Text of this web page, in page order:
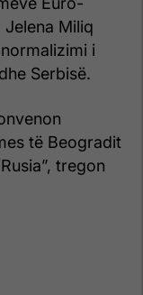
Miliq
i
Serbisë.
të Beogradit
tregon